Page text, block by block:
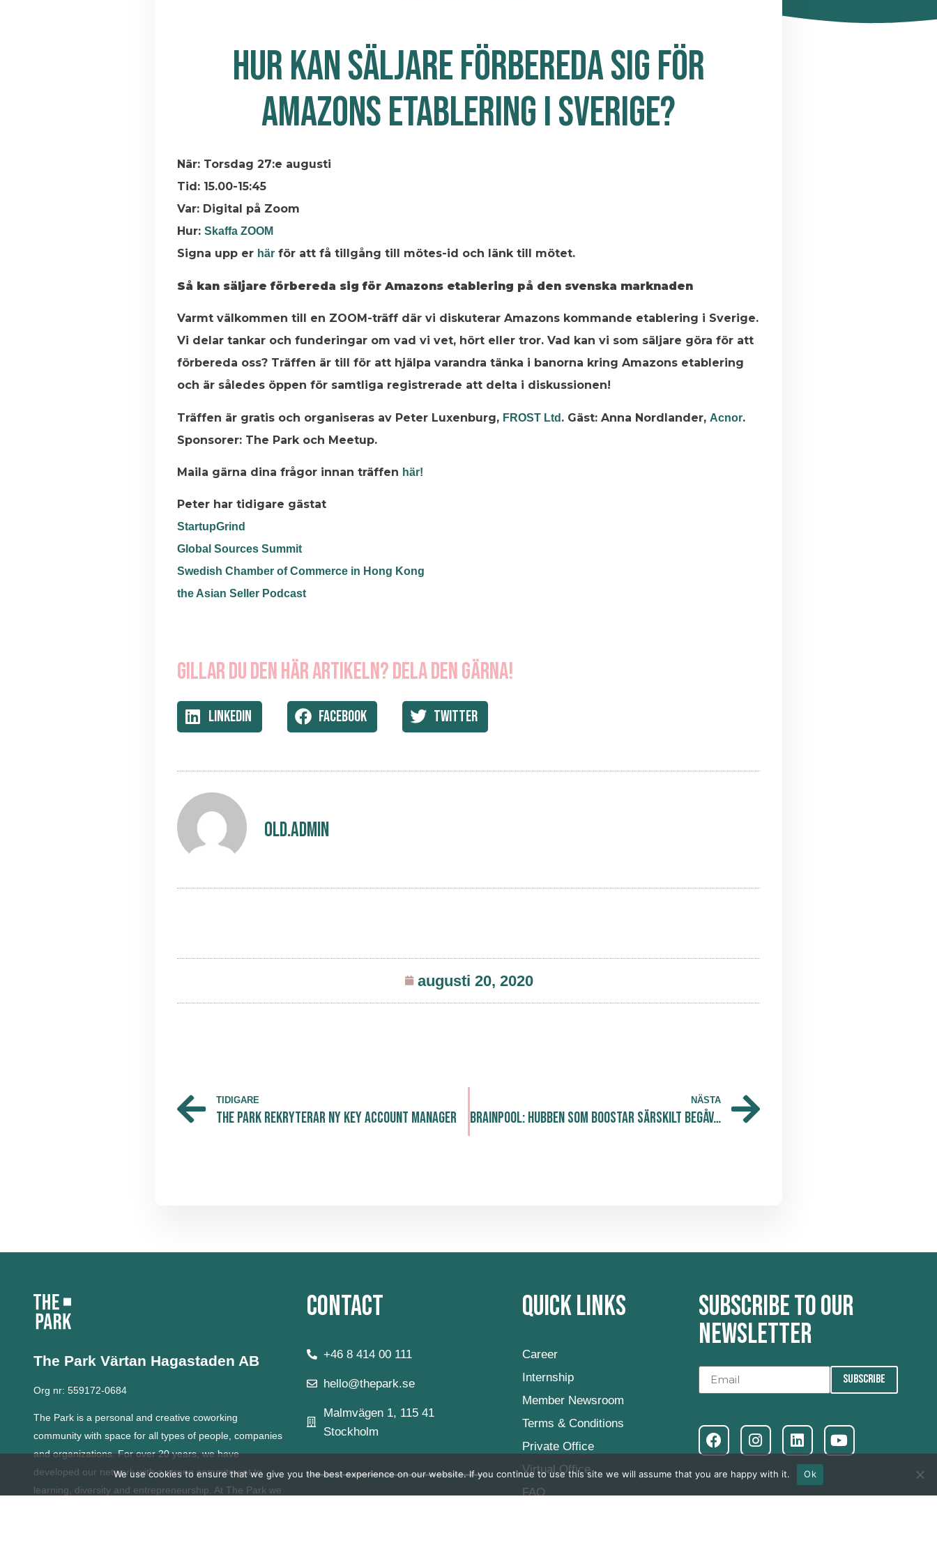
HUR KAN SÄLJARE FÖRBEREDA SIG FÖR
AMAZONS ETABLERING I SVERIGE?
När: Torsdag 27:e augusti
Tid: 15.00-15:45
Var: Digital på Zoom
Hur: Skaffa ZOOM
Signa upp er här för att få tillgång till mötes-id och länk till mötet.
Så kan säljare förbereda sig för Amazons etablering på den svenska marknaden
Varmt välkommen till en ZOOM-träff där vi diskuterar Amazons kommande etablering i Sverige.
Vi delar tankar och funderingar om vad vi vet, hört eller tror. Vad kan vi som säljare göra för att
förbereda oss? Träffen är till för att hjälpa varandra tänka i banorna kring Amazons etablering
och är således öppen för samtliga registrerade att delta i diskussionen!
Träffen är gratis och organiseras av Peter Luxenburg, FROST Ltd . Gäst: Anna Nordlander, Acnor.
Sponsorer: The Park och Meetup.
Maila gärna dina frågor innan träffen här!
Peter har tidigare gästat
StartupGrind
Global Sources Summit
Swedish Chamber of Commerce in Hong Kong
the Asian Seller Podcast
Gillar du den här artikeln? Dela den gärna!
LinkedIn Facebook Twitter
old.admin
augusti 20, 2020
TIDIGARE
The Park rekryterar ny Key Account Manager
NÄSTA
Brainpool: Hubben som boostar särskilt begåvade ungdomar
The Park Värtan Hagastaden AB
Org nr: 559172-0684
The Park is a personal and creative coworking
community with space for all types of people, companies
and organizations.For over 20 years, we have
developed our network with a strong commitment to
learning, diversity and entrepreneurship. At The Park we
Contact
+46 8 414 00 111
hello@thepark.se
Malmvägen 1, 115 41
Stockholm
Quick Links
Career
Internship
Member Newsroom
Terms & Conditions
Private Office
Virtual Office
FAQ
Subscribe to our
newsletter
SUBSCRIBE
We use cookies to ensure that we give you the best experience on our website. If you continue to use this site we will assume that you are happy with it. Ok